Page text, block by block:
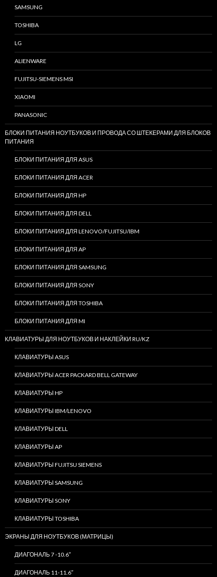
SAMSUNG
TOSHIBA
LG
ALIENWARE
FUJITSU-SIEMENS MSI
XIAOMI
PANASONIC
БЛОКИ ПИТАНИЯ НОУТБУКОВ И ПРОВОДА СО ШТЕКЕРАМИ ДЛЯ БЛОКОВ
ПИТАНИЯ
БЛОКИ ПИТАНИЯ ДЛЯ ASUS
БЛОКИ ПИТАНИЯ ДЛЯ ACER
БЛОКИ ПИТАНИЯ ДЛЯ HP
БЛОКИ ПИТАНИЯ ДЛЯ DELL
БЛОКИ ПИТАНИЯ ДЛЯ LENOVO/FUJITSU/IBM
БЛОКИ ПИТАНИЯ ДЛЯ AP
БЛОКИ ПИТАНИЯ ДЛЯ SAMSUNG
БЛОКИ ПИТАНИЯ ДЛЯ SONY
БЛОКИ ПИТАНИЯ ДЛЯ TOSHIBA
БЛОКИ ПИТАНИЯ ДЛЯ MI
КЛАВИАТУРЫ ДЛЯ НОУТБУКОВ И НАКЛЕЙКИ RU/KZ
КЛАВИАТУРЫ ASUS
КЛАВИАТУРЫ ACER PACKARD BELL GATEWAY
КЛАВИАТУРЫ HP
КЛАВИАТУРЫ IBM/LENOVO
КЛАВИАТУРЫ DELL
КЛАВИАТУРЫ AP
КЛАВИАТУРЫ FUJITSU SIEMENS
КЛАВИАТУРЫ SAMSUNG
КЛАВИАТУРЫ SONY
КЛАВИАТУРЫ TOSHIBA
ЭКРАНЫ ДЛЯ НОУТБУКОВ (МАТРИЦЫ)
ДИАГОНАЛЬ 7 -10.6″
ДИАГОНАЛЬ 11-11.6″